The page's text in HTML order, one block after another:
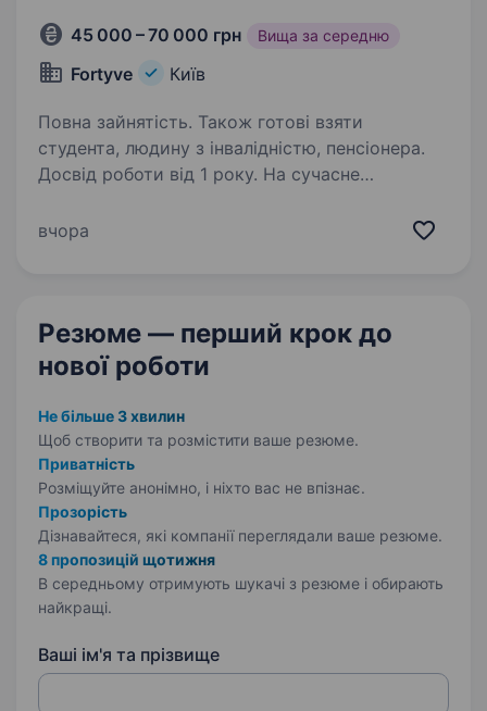
45 000 – 70 000 грн Вища за середню
Fortyve Київ
Повна зайнятість. Також готові взяти
студента, людину з інвалідністю, пенсіонера.
Досвід роботи від 1 року. На сучасне
фахівця, який володіє навичками пайки
вчора
Резюме — перший крок до
нової роботи
Не більше 3 хвилин
Щоб створити та розмістити ваше резюме.
Приватність
Розміщуйте анонімно, і ніхто вас не впізнає.
Прозорість
Дізнавайтеся, які компанії переглядали ваше резюме.
8 пропозицій щотижня
В середньому отримують шукачі з резюме і обирають
найкращі.
Ваші ім'я та прізвище